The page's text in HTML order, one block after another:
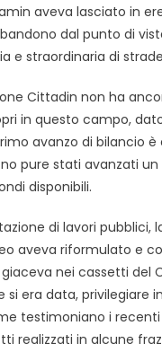
aveva lasciato in
dal punto di
e straordinaria di
Cittadin non ha
in questo campo,
avanzo di bilancio è
pure stati avanzati un
disponibili.
di lavori pubblici,
aveva riformulato e
nei cassetti del
era data, privilegiare
testimoniano i
realizzati in alcune